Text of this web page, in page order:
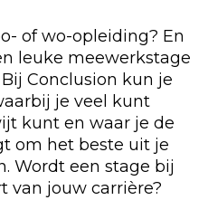
of wo-opleiding? En
leuke meewerkstage
Conclusion kun je
je veel kunt
kunt en waar je de
om het beste uit je
Wordt een stage bij
van jouw carrière?